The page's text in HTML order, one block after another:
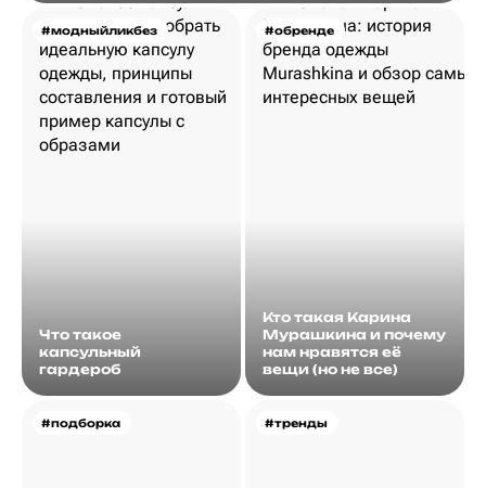
#модныйликбез
Что такое
капсульный
гардероб
#обренде
Кто такая Карина
Мурашкина и почему
нам нравятся её
вещи (но не все)
#подборка #тренды